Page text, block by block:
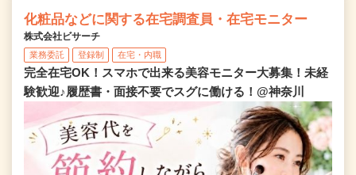
化粧品などに関する在宅調査員・在宅モニター
株式会社ビサーチ
業務委託 登録制 在宅・内職
完全在宅OK！スマホで出来る美容モニター大募集！未経
験歓迎♪履歴書・面接不要でスグに働ける！@神奈川